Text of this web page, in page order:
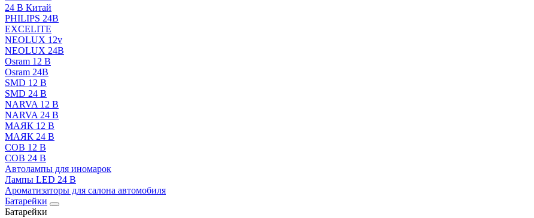
24 В Китай
PHILIPS 24В
EXCELITE
NEOLUX 12v
NEOLUX 24В
Osram 12 В
Osram 24В
SMD 12 В
SMD 24 В
NARVA 12 В
NARVA 24 В
МАЯК 12 В
МАЯК 24 В
COB 12 В
COB 24 В
Автолампы для иномарок
Лампы LED 24 B
Ароматизаторы для салона автомобиля
Батарейки
Батарейки